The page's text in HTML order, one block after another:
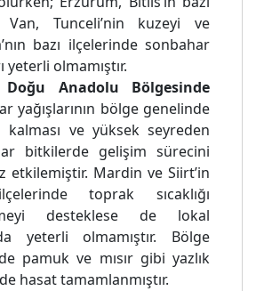
Van, Tunceli’nin kuzeyi ve
bazı ilçelerinde sonbahar
yeterli olmamıştır.
Doğu Anadolu Bölgesinde
yağışlarının bölge genelinde
kalması ve yüksek seyreden
bitkilerde gelişim sürecini
etkilemiştir. Mardin ve Siirt’in
toprak sıcaklığı
desteklese de lokal
yeterli olmamıştır. Bölge
pamuk ve mısır gibi yazlık
hasat tamamlanmıştır.